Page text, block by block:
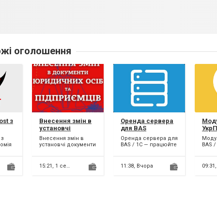
оголошення
з
Внесення змін в
установчі
документи ТОВ,
ПП, ФОП
Внесення змін в
установчі документи
Терміново
проведемо зміни до
установчих
15:21, 1 серпня
Оренда сервера
для BAS
Оренда сервера для
BAS / 1C — працюйте
світу! Не хочете
витрачати кошти на
покупк...
11:38, Вчора
1C
BAS
09:31,